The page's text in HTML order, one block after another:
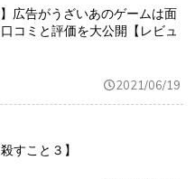
広告がうざいあのゲームは面
コミと評価を大公開【レビュ
2021/06/19
すこと３】